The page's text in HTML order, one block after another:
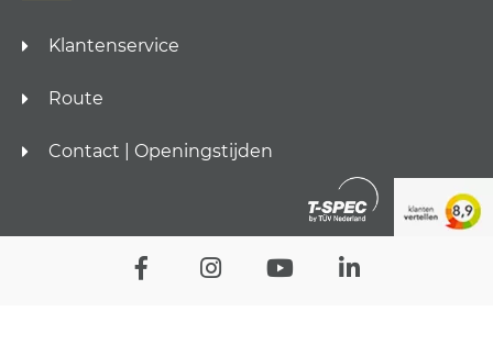
Klantenservice
Route
Contact | Openingstijden